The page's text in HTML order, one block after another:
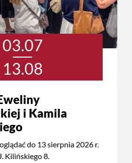
03.07
13.08
i Kamila
do 13 sierpnia 2026 r.
Kilińskiego 8.